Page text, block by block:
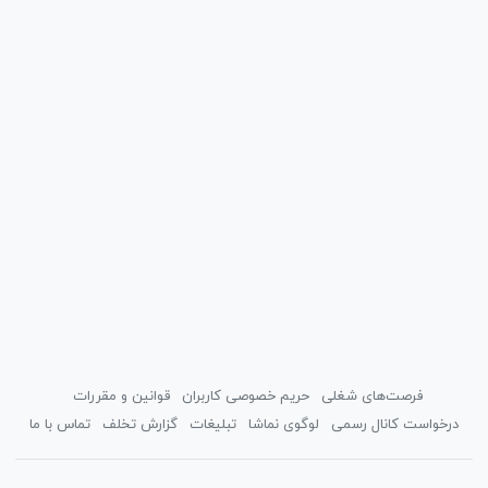
فرصت‌های شغلی حریم خصوصی کاربران
قوانین و مقررات
درخواست کانال رسمی
لوگوی نماشا تبلیغات گزارش تخلف تماس با ما